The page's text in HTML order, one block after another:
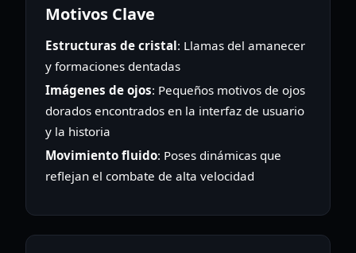
Motivos Clave
Estructuras de cristal: Llamas del amanecer
y formaciones dentadas
Imágenes de ojos: Pequeños motivos de ojos
dorados encontrados en la interfaz de usuario
y la historia
Movimiento fluido: Poses dinámicas que
reflejan el combate de alta velocidad